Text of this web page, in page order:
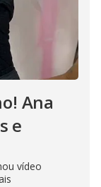
Ana
e
vídeo